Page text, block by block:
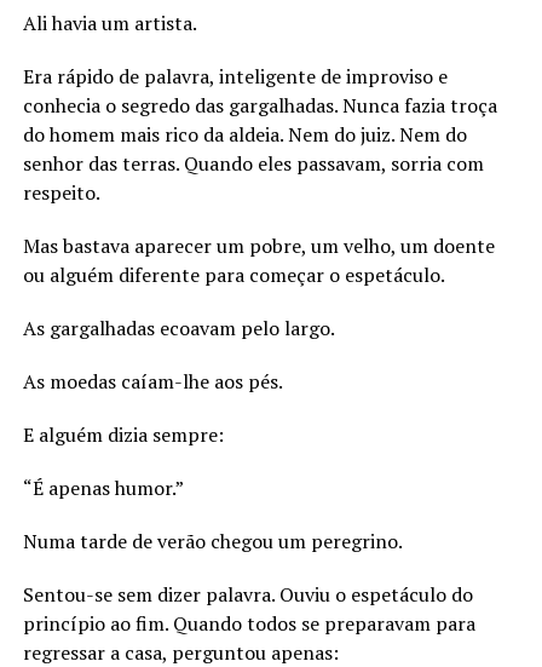
Ali havia um artista.
Era rápido de palavra, inteligente de improviso e
conhecia o segredo das gargalhadas. Nunca fazia troça
do homem mais rico da aldeia. Nem do juiz. Nem do
senhor das terras. Quando eles passavam, sorria com
respeito.
Mas bastava aparecer um pobre, um velho, um doente
ou alguém diferente para começar o espetáculo.
As gargalhadas ecoavam pelo largo.
As moedas caíam-lhe aos pés.
E alguém dizia sempre:
“É apenas humor.”
Numa tarde de verão chegou um peregrino.
Sentou-se sem dizer palavra. Ouviu o espetáculo do
princípio ao fim. Quando todos se preparavam para
regressar a casa, perguntou apenas: